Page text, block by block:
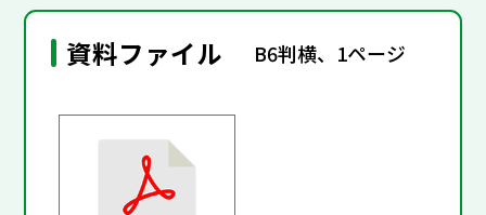
資料ファイル B6判横、1ページ